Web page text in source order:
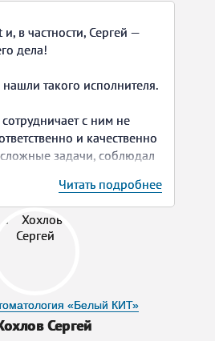
в частности, Сергей —
дела!
такого исполнителя.
с ним не
и качественно
задачи, соблюдал
учитывал наши пожелания.
понятные и
и советы, за это
Все доработки
Сергею за проделанную
Читать подробнее
«Белый КИТ»
Сергей